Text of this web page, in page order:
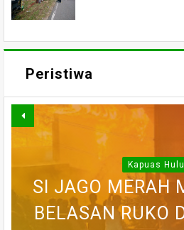
Peristiwa
WARGA DESA SEI
DILAPORKAN
Kapuas Hulu
SI JAGO MERAH
BELASAN RUKO
Kapuas Hulu
PEDULI KORBAN
BELASAN TOKO
SEMPAT